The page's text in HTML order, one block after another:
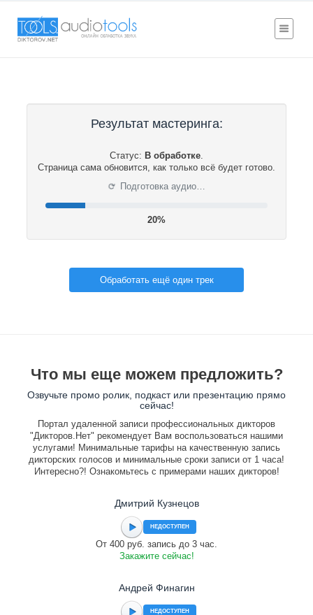
Результат мастеринга:
Статус: В обработке.
Страница сама обновится, как только всё будет готово.
⟳ Подготовка аудио…
20%
Обработать ещё один трек
Что мы еще можем предложить?
Озвучьте промо ролик, подкаст или презентацию прямо
сейчас!
Портал удаленной записи профессиональных дикторов
"Дикторов.Нет" рекомендует Вам воспользоваться нашими
услугами! Минимальные тарифы на качественную запись
дикторских голосов и минимальные сроки записи от 1 часа!
Интересно?! Ознакомьтесь с примерами наших дикторов!
Дмитрий Кузнецов
НЕДОСТУПЕН
От 400 руб. запись до 3 час.
Закажите сейчас!
Андрей Финагин
НЕДОСТУПЕН